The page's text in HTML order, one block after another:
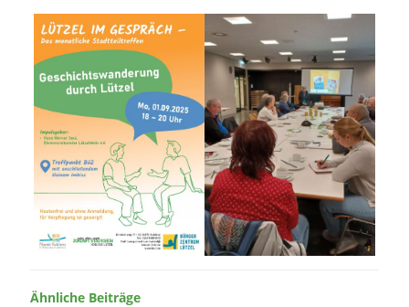
Ähnliche Beiträge